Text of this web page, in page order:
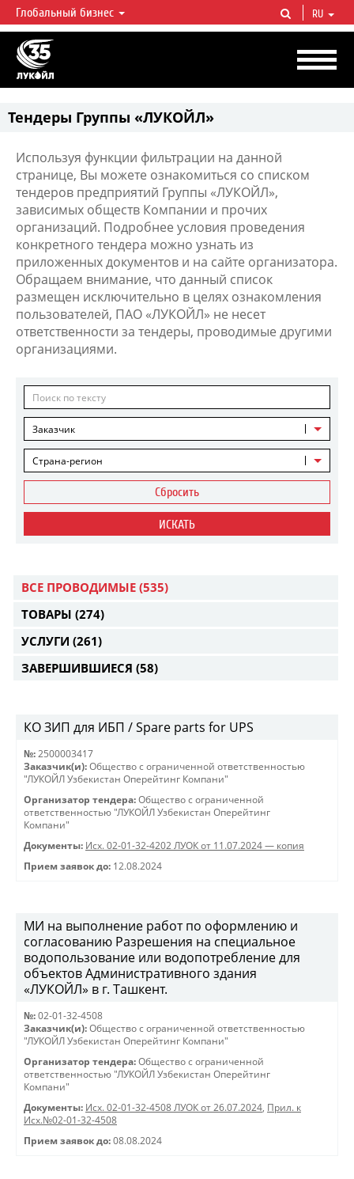
ЛУКОЙЛ СЕГОДНЯ
ЛУКОЙЛ — одна из крупнейших вертикально интегрированных
нефтегазовых компаний в мире, на долю которой приходится более 2%
мировой добычи нефти и около 1% доказанных запасов углеводородов.
Глобальный бизнес RU
Тендеры Группы «ЛУКОЙЛ»
Используя функции фильтрации на данной
странице, Вы можете ознакомиться со списком
тендеров предприятий Группы «ЛУКОЙЛ»,
зависимых обществ Компании и прочих
организаций. Подробнее условия проведения
конкретного тендера можно узнать из
приложенных документов и на сайте организатора.
Обращаем внимание, что данный список
размещен исключительно в целях ознакомления
пользователей, ПАО «ЛУКОЙЛ» не несет
ответственности за тендеры, проводимые другими
организациями.
Заказчик
Страна-регион
Сбросить
ИСКАТЬ
ВСЕ ПРОВОДИМЫЕ (535)
ТОВАРЫ (274)
УСЛУГИ (261)
ЗАВЕРШИВШИЕСЯ (58)
КО ЗИП для ИБП / Spare parts for UPS
№: 2500003417
Заказчик(и): Общество с ограниченной ответственностью
"ЛУКОЙЛ Узбекистан Оперейтинг Компани"
Организатор тендера: Общество с ограниченной
ответственностью "ЛУКОЙЛ Узбекистан Оперейтинг
Компани"
Документы: Исх. 02-01-32-4202 ЛУОК от 11.07.2024 — копия
Прием заявок до: 12.08.2024
МИ на выполнение работ по оформлению и
согласованию Разрешения на специальное
водопользование или водопотребление для
объектов Административного здания
«ЛУКОЙЛ» в г. Ташкент.
№: 02-01-32-4508
Заказчик(и): Общество с ограниченной ответственностью
"ЛУКОЙЛ Узбекистан Оперейтинг Компани"
Организатор тендера: Общество с ограниченной
ответственностью "ЛУКОЙЛ Узбекистан Оперейтинг
Компани"
Документы: Исх. 02-01-32-4508 ЛУОК от 26.07.2024, Прил. к
Исх.№02-01-32-4508
Прием заявок до: 08.08.2024